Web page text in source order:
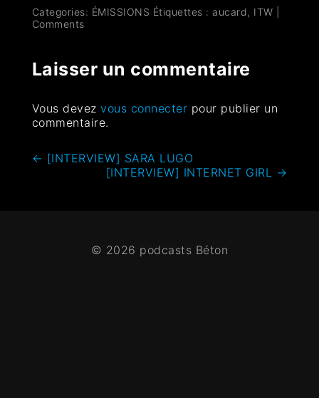
Categories: ÉMISSIONS Étiquettes : aucard, ITW
Comments
Laisser un commentaire
Vous devezvous connecter pour publier un
commentaire.
← [INTERVIEW] SARA LUGO
[INTERVIEW] INTERNET GIRL
→
© 2026 podcasts Béton